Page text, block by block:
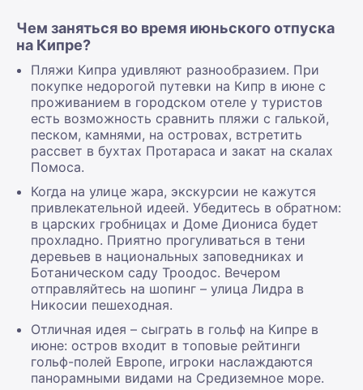
Чем заняться во время июньского отпуска
на Кипре?
Пляжи Кипра удивляют разнообразием. При
покупке недорогой путевки на Кипр в июне с
проживанием в городском отеле у туристов
есть возможность сравнить пляжи с галькой,
песком, камнями, на островах, встретить
рассвет в бухтах Протараса и закат на скалах
Помоса.
Когда на улице жара, экскурсии не кажутся
привлекательной идеей. Убедитесь в обратном:
в царских гробницах и Доме Диониса будет
прохладно. Приятно прогуливаться в тени
деревьев в национальных заповедниках и
Ботаническом саду Троодос. Вечером
отправляйтесь на шопинг – улица Лидра в
Никосии пешеходная.
Отличная идея – сыграть в гольф на Кипре в
июне: остров входит в топовые рейтинги
гольф-полей Европе, игроки наслаждаются
панорамными видами на Средиземное море.